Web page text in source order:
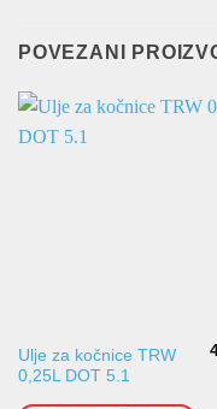
POVEZANI
Ulje za kočnice TRW
0,25L DOT 5.1